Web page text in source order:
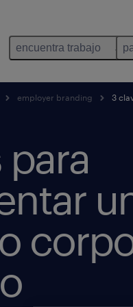
encuentra trabajo
employer branding 3
para